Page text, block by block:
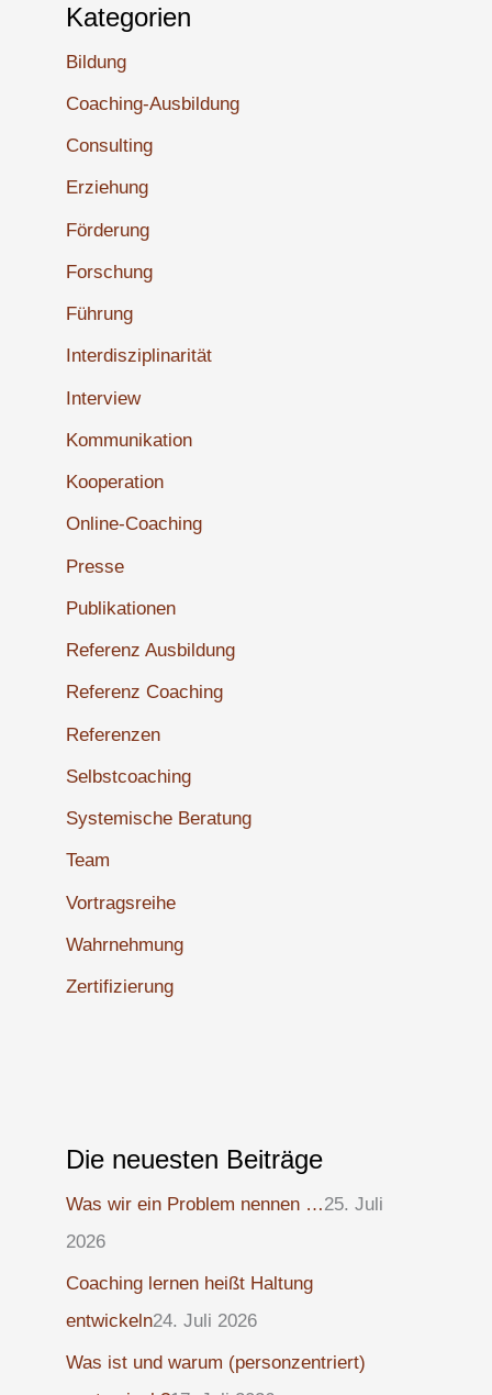
Kategorien
Bildung
Coaching-Ausbildung
Consulting
Erziehung
Förderung
Forschung
Führung
Interdisziplinarität
Interview
Kommunikation
Kooperation
Online-Coaching
Presse
Publikationen
Referenz Ausbildung
Referenz Coaching
Referenzen
Selbstcoaching
Systemische Beratung
Team
Vortragsreihe
Wahrnehmung
Zertifizierung
Die neuesten Beiträge
Was wir ein Problem nennen …25. Juli
2026
Coaching lernen heißt Haltung
entwickeln24. Juli 2026
Was ist und warum (personzentriert)